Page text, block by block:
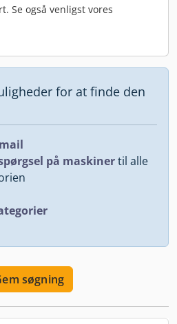
Se også venligst vores
for at finde den
på maskinertil alle
søgning